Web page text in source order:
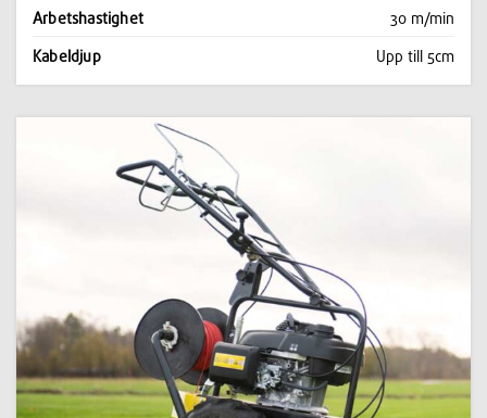
Arbetshastighet 30 m/min
Kabeldjup Upp till 5cm